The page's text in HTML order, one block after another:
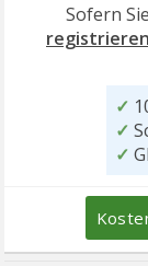
Sofern
registrieren
✓
✓
✓